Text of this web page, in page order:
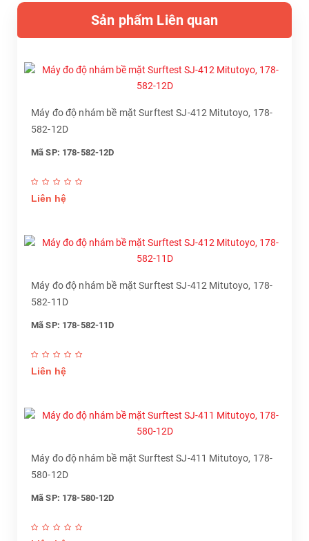
Sản phẩm Liên quan
Máy đo độ nhám bề mặt Surftest SJ-412 Mitutoyo, 178-
582-12D
Mã SP: 178-582-12D
Liên hệ
Máy đo độ nhám bề mặt Surftest SJ-412 Mitutoyo, 178-
582-11D
Mã SP: 178-582-11D
Liên hệ
Máy đo độ nhám bề mặt Surftest SJ-411 Mitutoyo, 178-
580-12D
Mã SP: 178-580-12D